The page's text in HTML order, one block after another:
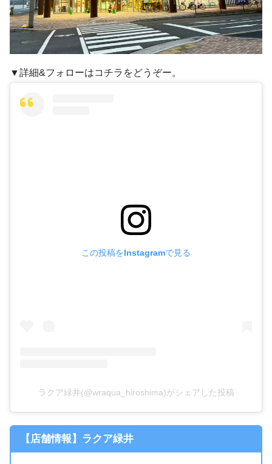
▼詳細&フォローはコチラをどうぞー。
この投稿をInstagramで見る
ラクア緑井(@wraqua_hiroshima)がシェアした投稿
【店舗情報】ラクア緑井